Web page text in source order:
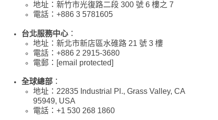
地址：新竹市光復路二段 300 號 6 樓之 7
電話：+886 3 5781605
台北服務中心 ：
地址：新北市新店區水碓路 21 號 3 樓
電話：+886 2 2915-3680
電郵：[email protected]
全球總部 ：
地址：22835 Industrial Pl., Grass Valley, CA
95949, USA
電話：+1 530 268 1860